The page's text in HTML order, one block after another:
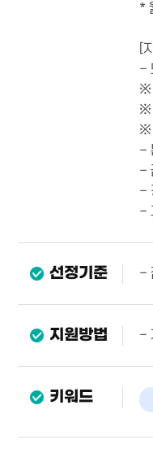
*
[
-
※
※
※
-
-
-
-
선정기준 -
지원방법 -
키워드